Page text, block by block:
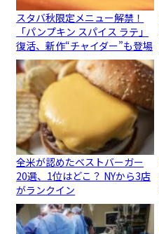
スタバ秋限定メニュー解禁！
「パンプキン スパイス ラテ」
復活、新作“チャイダー”も登場
全米が認めたベストバーガー
20選、1位はどこ？ NYから3店
がランクイン